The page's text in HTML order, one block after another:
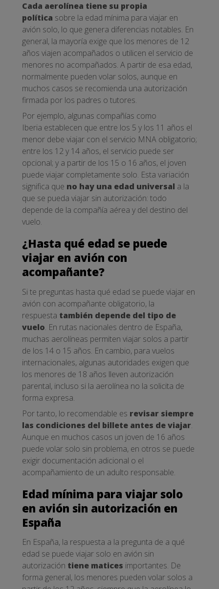
Cada aerolínea tiene su propia
política sobre la edad mínima para viajar en
avión solo, lo que genera diferencias notables. En
general, la mayoría exige que los menores de 12
años viajen acompañados o utilicen el servicio de
menores no acompañados. A partir de esa edad,
normalmente pueden volar solos, aunque en
muchos casos se recomienda una autorización
firmada por los padres o tutores.
Por ejemplo, algunas compañías como
Iberia establecen que entre los 5 y los 11 años el
menor debe viajar con el servicio MNA obligatorio;
entre los 12 y 14 años, el servicio puede ser
opcional; y a partir de los 15 o 16 años, el joven
puede viajar completamente solo. Esta variación
significa que no hay una edad universal a la
que se pueda viajar sin autorización: todo
depende de la compañía aérea y del destino del
vuelo.
¿Hasta qué edad se puede
viajar en avión con
acompañante?
Si te preguntas hasta qué edad se puede viajar en
avión con acompañante obligatorio, la
respuesta también depende del tipo de
vuelo. En rutas nacionales dentro de España,
muchas aerolíneas permiten viajar solos a partir
de los 14 o 15 años. En cambio, para vuelos
internacionales, algunas autoridades exigen que
los menores de 18 años lleven autorización
parental, incluso si la aerolínea no la solicita de
forma expresa.
Por tanto, lo recomendable es revisar siempre
las condiciones del billete antes de viajar.
Aunque en muchos casos un joven de 16 años
puede volar solo sin problema, en otros se puede
exigir documentación adicional o el
acompañamiento de un adulto responsable.
Edad mínima para viajar solo
en avión sin autorización en
España
En España, la respuesta a la pregunta de a qué
edad se puede viajar solo en avión sin
autorización tiene matices importantes. De
forma general, los menores pueden volar solos a